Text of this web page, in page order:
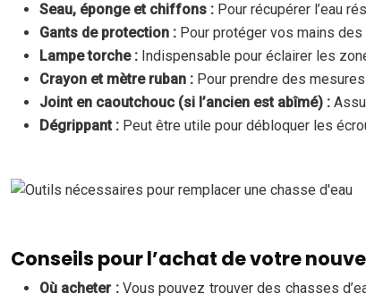
Seau, éponge et chiffons : Pour récupérer l’eau
Gants de protection : Pour protéger vos mains
Lampe torche : Indispensable pour éclairer les
Crayon et mètre ruban : Pour prendre des
Joint en caoutchouc (si l’ancien est abîmé) :
Dégrippant : Peut être utile pour débloquer les
Conseils pour l’achat de votre
Où acheter :Vous pouvez trouver des chasses